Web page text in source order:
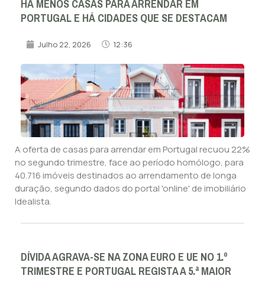
HÁ MENOS CASAS PARA ARRENDAR EM
PORTUGAL E HÁ CIDADES QUE SE DESTACAM
Julho 22, 2026 12:36
A oferta de casas para arrendar em Portugal recuou 22%
no segundo trimestre, face ao período homólogo, para
40.716 imóveis destinados ao arrendamento de longa
duração, segundo dados do portal 'online' de imobiliário
Idealista.
DÍVIDA AGRAVA-SE NA ZONA EURO E UE NO 1.º
TRIMESTRE E PORTUGAL REGISTA A 5.ª MAIOR